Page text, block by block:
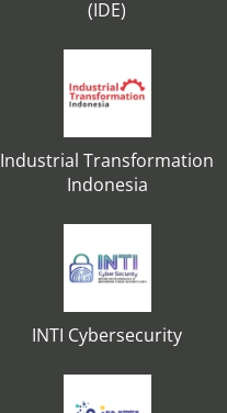
(IDE)
Industrial Transformation
Indonesia
INTI Cybersecurity